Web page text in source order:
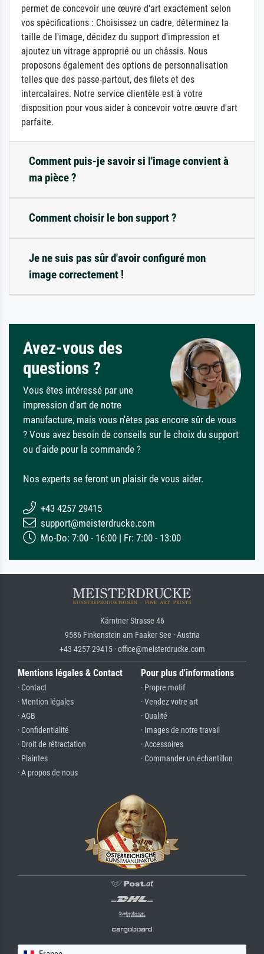
permet de concevoir une œuvre d'art exactement selon
vos spécifications : Choisissez un cadre, déterminez la
taille de l'image, décidez du support d'impression et
ajoutez un vitrage approprié ou un châssis. Nous
proposons également des options de personnalisation
telles que des passe-partout, des filets et des
intercalaires. Notre service clientèle est à votre
disposition pour vous aider à concevoir votre œuvre d'art
parfaite.
Comment puis-je savoir si l'image convient à
ma pièce ?
Comment choisir le bon support ?
Je ne suis pas sûr d'avoir configuré mon
image correctement !
Avez-vous des
questions ?
Vous êtes intéressé par une
impression d'art de notre
manufacture, mais vous n'êtes pas encore sûr de vous
? Vous avez besoin de conseils sur le choix du support
ou d'aide pour la commande ?
Nos experts se feront un plaisir de vous aider.
+43 4257 29415
support@meisterdrucke.com
Mo-Do: 7:00 - 16:00 | Fr: 7:00 - 13:00
Kärntner Strasse 46
9586 Finkenstein am Faaker See · Austria
+43 4257 29415 · office@meisterdrucke.com
Mentions légales & Contact
· Contact
· Mention légales
· AGB
· Confidentialité
· Droit de rétractation
· Plaintes
· A propos de nous
Pour plus d'informations
· Propre motif
· Vendez votre art
· Qualité
· Images de notre travail
· Accessoires
· Commander un échantillon